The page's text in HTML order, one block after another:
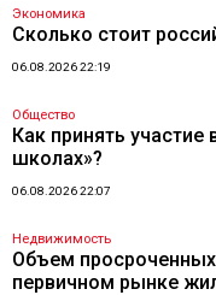
Экономика
Сколько стоит
06.08.2026 22:19
Общество
Как принять участие
школах»?
06.08.2026 22:07
Недвижимость
Объем
первичном рынке